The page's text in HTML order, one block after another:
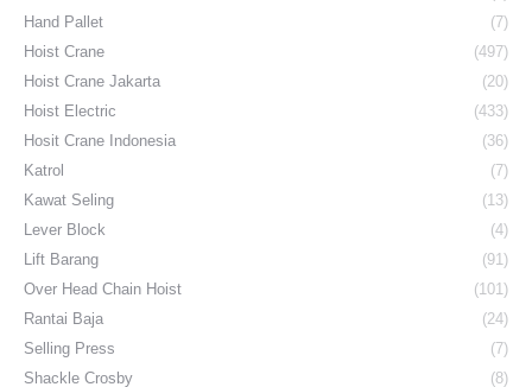
Hand Pallet
(7)
Hoist Crane
(497)
Hoist Crane Jakarta
(20)
Hoist Electric
(433)
Hosit Crane Indonesia
(36)
Katrol
(7)
Kawat Seling
(13)
Lever Block
(4)
Lift Barang
(91)
Over Head Chain Hoist
(101)
Rantai Baja
(24)
Selling Press
(7)
Shackle Crosby
(8)